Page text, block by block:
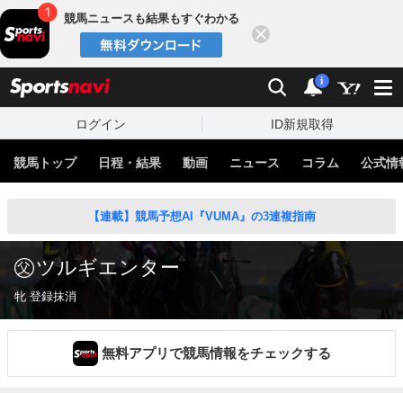
競馬ニュースも結果もすぐわかる
検索 通知
i
ログイン ID新規取得
競馬トップ 日程・結果 動画 ニュース コラム 公式情
【連載】競馬予想AI『VUMA』の3連複指南
ツルギエンター
牝 登録抹消
無料アプリで競馬情報をチェックする